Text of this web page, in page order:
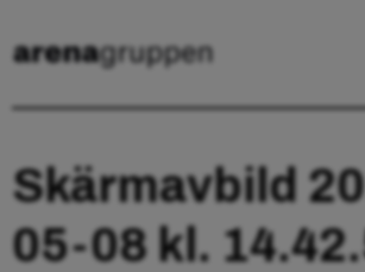
Skärmavbild
05-08 kl.